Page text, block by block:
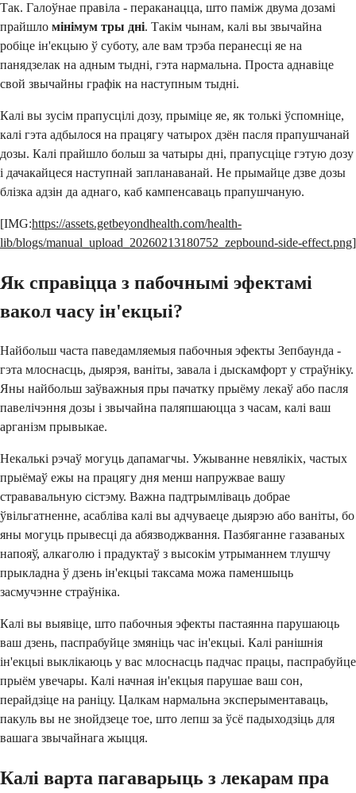
Так. Галоўнае правіла - пераканацца, што паміж двума дозамі
прайшло мінімум тры дні. Такім чынам, калі вы звычайна
робіце ін'екцыю ў суботу, але вам трэба перанесці яе на
панядзелак на адным тыдні, гэта нармальна. Проста аднавіце
свой звычайны графік на наступным тыдні.
Калі вы зусім прапусцілі дозу, прыміце яе, як толькі ўспомніце,
калі гэта адбылося на працягу чатырох дзён пасля прапушчанай
дозы. Калі прайшло больш за чатыры дні, прапусціце гэтую дозу
і дачакайцеся наступнай запланаванай. Не прымайце дзве дозы
блізка адзін да аднаго, каб кампенсаваць прапушчаную.
[IMG:https://assets.getbeyondhealth.com/health-
lib/blogs/manual_upload_20260213180752_zepbound-side-effect.png]
Як справіцца з пабочнымі эфектамі
вакол часу ін'екцыі?
Найбольш часта паведамляемыя пабочныя эфекты Зепбаунда -
гэта млоснасць, дыярэя, ваніты, завала і дыскамфорт у страўніку.
Яны найбольш заўважныя пры пачатку прыёму лекаў або пасля
павелічэння дозы і звычайна паляпшаюцца з часам, калі ваш
арганізм прывыкае.
Некалькі рэчаў могуць дапамагчы. Ужыванне невялікіх, частых
прыёмаў ежы на працягу дня менш напружвае вашу
стрававальную сістэму. Важна падтрымліваць добрае
ўвільгатненне, асабліва калі вы адчуваеце дыярэю або ваніты, бо
яны могуць прывесці да абязводжвання. Пазбяганне газаваных
напояў, алкаголю і прадуктаў з высокім утрыманнем тлушчу
прыкладна ў дзень ін'екцыі таксама можа паменшыць
засмучэнне страўніка.
Калі вы выявіце, што пабочныя эфекты пастаянна парушаюць
ваш дзень, паспрабуйце змяніць час ін'екцыі. Калі ранішнія
ін'екцыі выклікаюць у вас млоснасць падчас працы, паспрабуйце
прыём увечары. Калі начная ін'екцыя парушае ваш сон,
перайдзіце на раніцу. Цалкам нармальна эксперыментаваць,
пакуль вы не знойдзеце тое, што лепш за ўсё падыходзіць для
вашага звычайнага жыцця.
Калі варта пагаварыць з лекарам пра